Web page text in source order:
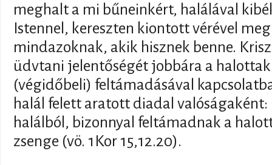
meghalt a mi bűneinkért, halálával
Istennel, kereszten kiontott vérével
mindazoknak, akik hisznek benne.
üdvtani jelentőségét jobbára a
(végidőbeli) feltámadásával
halál felett aratott diadal
halálból, bizonnyal feltámadnak a
zsenge (vö. 1Kor 15,12.20).